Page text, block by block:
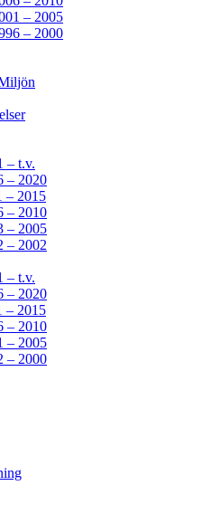
– 2005
– 2000
– t.v.
– 2020
– 2015
– 2010
– 2005
– 2002
– t.v.
– 2020
– 2015
– 2010
– 2005
– 2000